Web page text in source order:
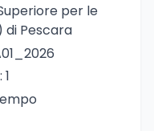
per le
di Pescara
: 1